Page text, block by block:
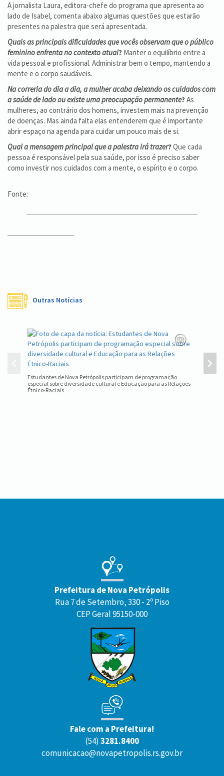
A jornalista Laura, editora-chefe do programa que apresenta ao
lado de Isabel, comenta abaixo algumas questões que estarão
presentes na palestra que será apresentada.
Quais as principais dificuldades que vocês observam que o público
feminino enfrenta no contexto atual? Manter o equilíbrio entre a
vida pessoal e profissional. Administrar bem o tempo, mantendo a
mente e o corpo saudáveis.
Na correria do dia a dia, a mulher acaba deixando os cuidados com
a saúde de lado ou existe uma preocupação permanente?As
mulheres, ao contrário dos homens, investem mais na prevenção
de doenças. Mas ainda falta elas entenderem que é importante
abrir espaço na agenda para cuidar um pouco mais de si.
Qual a mensagem principal que a palestra irá trazer?Que cada
pessoa é responsável pela sua saúde, por isso é preciso saber
como investir nos cuidados com a mente, o espírito e o corpo.
Fonte:
Outras Notícias
Estudantes de Nova Petrópolis participam de programação
especial sobre diversidade cultural e Educação para as Relações
Étnico-Raciais
Equipe
Prefeitura de Nova Petrópolis
Rua 7 de Setembro, 330 - 2º Piso
CEP Geral 95150-000
Fale com a Prefeitura!
(54) 3281.8400
comunicacao@novapetropolis.rs.gov.br